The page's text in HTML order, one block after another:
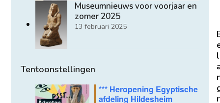
Museumnieuws voor voorjaar en
zomer 2025
13 februari 2025
Tentoonstellingen
*** Heropening Egyptische
afdeling Hildesheim
l
r